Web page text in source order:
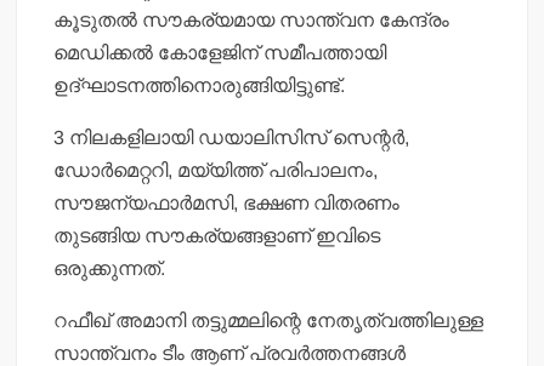
കൂടുതല്‍ സൗകര്യമായ സാന്ത്വന കേന്ദ്രം
മെഡിക്കല്‍ കോളേജിന് സമീപത്തായി
ഉദ്ഘാടനത്തിനൊരുങ്ങിയിട്ടുണ്ട്.
3 നിലകളിലായി ഡയാലിസിസ് സെന്റര്‍,
ഡോര്‍മെറ്ററി, മയ്യിത്ത് പരിപാലനം,
സൗജന്യഫാര്‍മസി, ഭക്ഷണ വിതരണം
തുടങ്ങിയ സൗകര്യങ്ങളാണ് ഇവിടെ
ഒരുക്കുന്നത്.
റഫീഖ് അമാനി തട്ടുമ്മലിന്റെ നേതൃത്വത്തിലുള്ള
സാന്ത്വനം ടീം ആണ് പ്രവര്‍ത്തനങ്ങള്‍